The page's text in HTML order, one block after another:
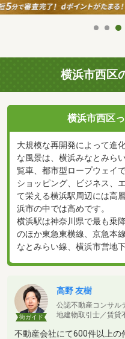
横浜市西区
横浜市西区
大規模な再開発によって進
な風景は、横浜みなとみら
覧車、都市型ロープウェイで
ショッピング、ビジネス、
て栄える横浜駅周辺には高
浜市の中では高めです。
横浜駅は神奈川県で最も乗
のほか東急東横線、京急本
なとみらい線、横浜市営地
街ガイド
高野 友樹
公認不動産コンサル
地建物取引士／賃貸
不動産会社にて600件以上